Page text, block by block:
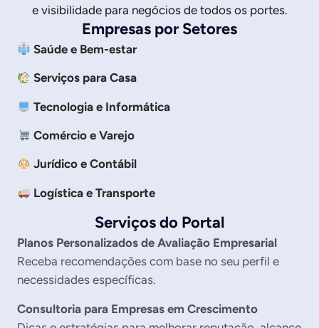
e visibilidade para negócios de todos os portes.
Empresas por Setores
Saúde e Bem-estar
Serviços para Casa
Tecnologia e Informática
Comércio e Varejo
Jurídico e Contábil
Logística e Transporte
Serviços do Portal
Planos Personalizados de Avaliação Empresarial
Receba recomendações com base no seu perfil e
necessidades específicas.
Consultoria para Empresas em Crescimento